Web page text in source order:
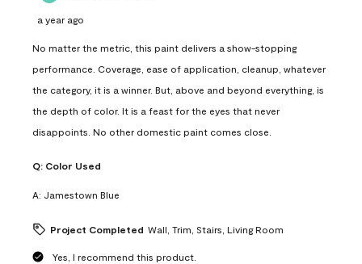
a year ago
No matter the metric, this paint delivers a show-stopping
performance. Coverage, ease of application, cleanup, whatever
the category, it is a winner. But, above and beyond everything, is
the depth of color. It is a feast for the eyes that never
disappoints. No other domestic paint comes close.
Q: Color Used
A: Jamestown Blue
Project Completed Wall, Trim, Stairs, Living Room
Yes, I recommend this product.